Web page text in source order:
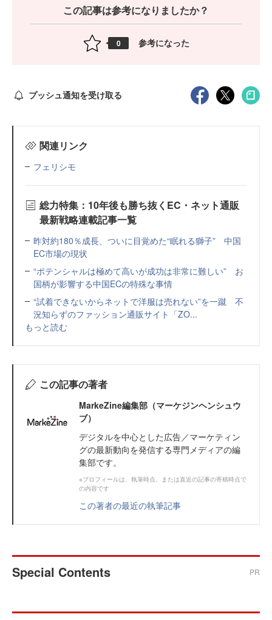
この記事は参考になりましたか？
0 参考になった
プッシュ通知を受け取る
関連リンク
フェリシモ
総力特集：10年後も勝ち抜くEC・ネット通販
最新戦略連載記事一覧
昨対約180％成長、ついに目覚めた“眠れる獅子” 中国
EC市場の現状
“ポテンシャルは極めて高いが成功は非常に難しい” お
国柄が影響する中国ECの特殊な事情
“試着できないからネットで洋服は売れない”を一蹴 不
況知らずのファッション通販サイト「ZO...
もっと読む
この記事の著者
MarkeZine編集部（マーケジンヘンシュウ
ブ）
デジタルを中心とした広告／マーケティン
グの最新動向を発信する専門メディアの編
集部です。
※プロフィールは、執筆時点、または直近の記事の寄稿時点で
の内容です
この著者の最近の執筆記事
Special Contents PR